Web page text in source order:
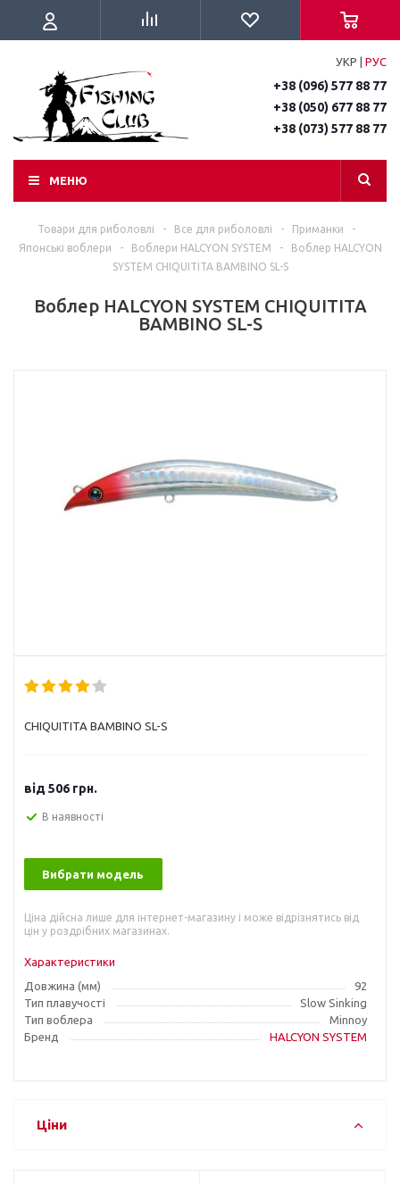
УКР РУС
+38 (096) 577 88 77
+38 (050) 677 88 77
+38 (073) 577 88 77
МЕНЮ
Товари для риболовлі - Все для риболовлі - Приманки
-
Японські воблери
- Воблери HALCYON SYSTEM -
Воблер HALCYON
SYSTEM CHIQUITITA BAMBINO SL-S
Воблер HALCYON SYSTEM CHIQUITITA
BAMBINO SL-S
CHIQUITITA BAMBINO SL-S
від506 грн.
В наявності
Вибрати модель
Ціна дійсна лише для інтернет-магазину і може відрізнятись від
цін у роздрібних магазинах.
Характеристики
Довжина (мм)
92
Тип плавучості
Slow Sinking
Тип воблера
Minnoy
Бренд
HALCYON SYSTEM
Ціни